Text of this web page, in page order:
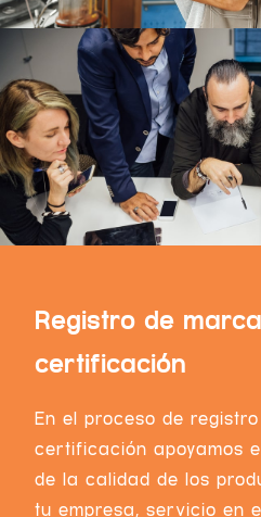
Registro de
certificación
En el proceso de
certificación apoyamos
de la calidad de los
tu empresa, servicio en